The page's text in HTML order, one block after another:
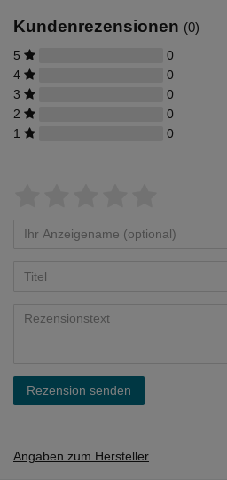
Kundenrezensionen (0)
5
0
4
0
3
0
2
0
1
0
Rezension senden
Angaben zum Hersteller